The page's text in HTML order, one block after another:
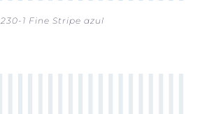
230-1 Fine Stripe azul